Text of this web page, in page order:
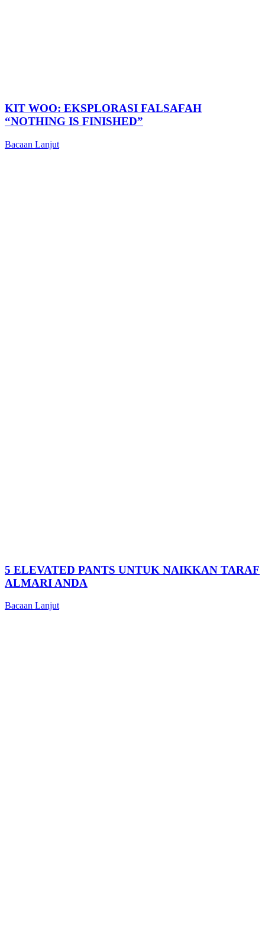
KIT WOO: EKSPLORASI FALSAFAH
“NOTHING IS FINISHED”
Bacaan Lanjut
5 ELEVATED PANTS UNTUK NAIKKAN TARAF
ALMARI ANDA
Bacaan Lanjut